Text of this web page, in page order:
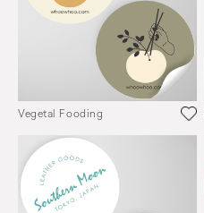
Vegetal Fooding